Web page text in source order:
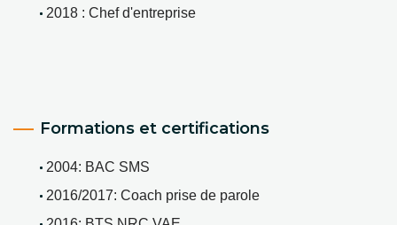
2018 : Chef d'entreprise
Formations et certifications
2004: BAC SMS
2016/2017: Coach prise de parole